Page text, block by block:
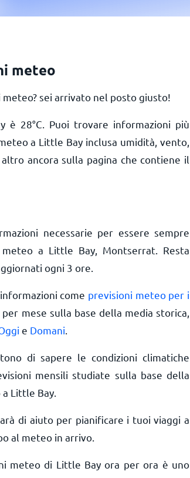
meteo
sei arrivato nel posto giusto!
è 28°C . Puoi trovare informazioni più
a Little Bay inclusa umidità, vento,
ancora sulla pagina che contiene il
necessarie per essere sempre
a Little Bay, Montserrat. Resta
ogni 3 ore.
come previsioni meteo per i
per mese sulla base della media storica,
e Domani
di sapere le condizioni climatiche
mensili studiate sulla base della
Little Bay.
di aiuto per pianificare i tuoi viaggi a
al meteo in arrivo.
meteo di Little Bay ora per ora è uno